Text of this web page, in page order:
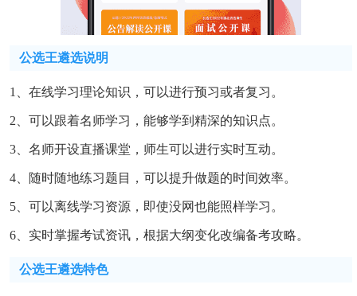
公选王遴选说明
1、在线学习理论知识，可以进行预习或者复习。
2、可以跟着名师学习，能够学到精深的知识点。
3、名师开设直播课堂，师生可以进行实时互动。
4、随时随地练习题目，可以提升做题的时间效率。
5、可以离线学习资源，即使没网也能照样学习。
6、实时掌握考试资讯，根据大纲变化改编备考攻略。
公选王遴选特色